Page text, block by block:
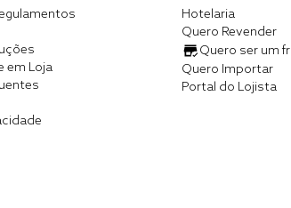
em Loja
Hotelaria
Quero Revender
Quero ser um
Quero Importar
Portal do Lojista